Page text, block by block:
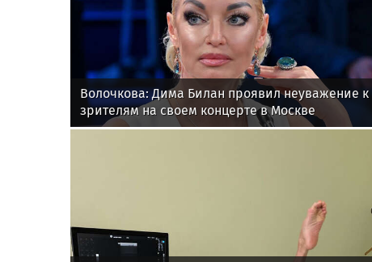
Волочкова: Дима Билан проявил неуважение к
зрителям на своем концерте в Москве